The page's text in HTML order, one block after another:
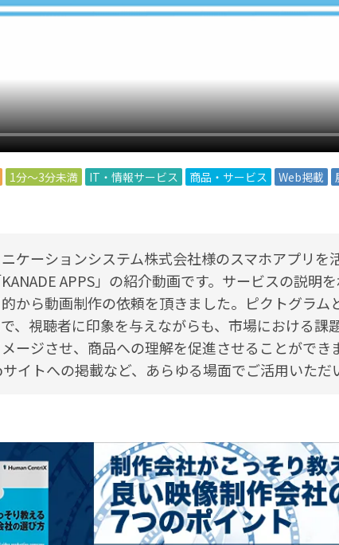
1分～3分未満 IT・情報サービス 商品・サービス Web掲載
ケーションシステム株式会社様のスマホアプリを
APPS」の紹介動画です。サービスの説明
から動画制作の依頼を頂きました。ピクトグラム
、視聴者に印象を与えながらも、市場における課
ージさせ、商品への理解を促進させることができ
イトへの掲載など、あらゆる場面でご活用いただ